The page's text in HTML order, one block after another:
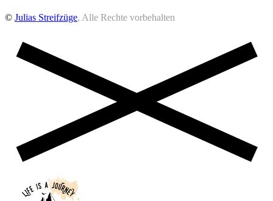
© Julias Streifzüge, Alle Rechte vorbehalten